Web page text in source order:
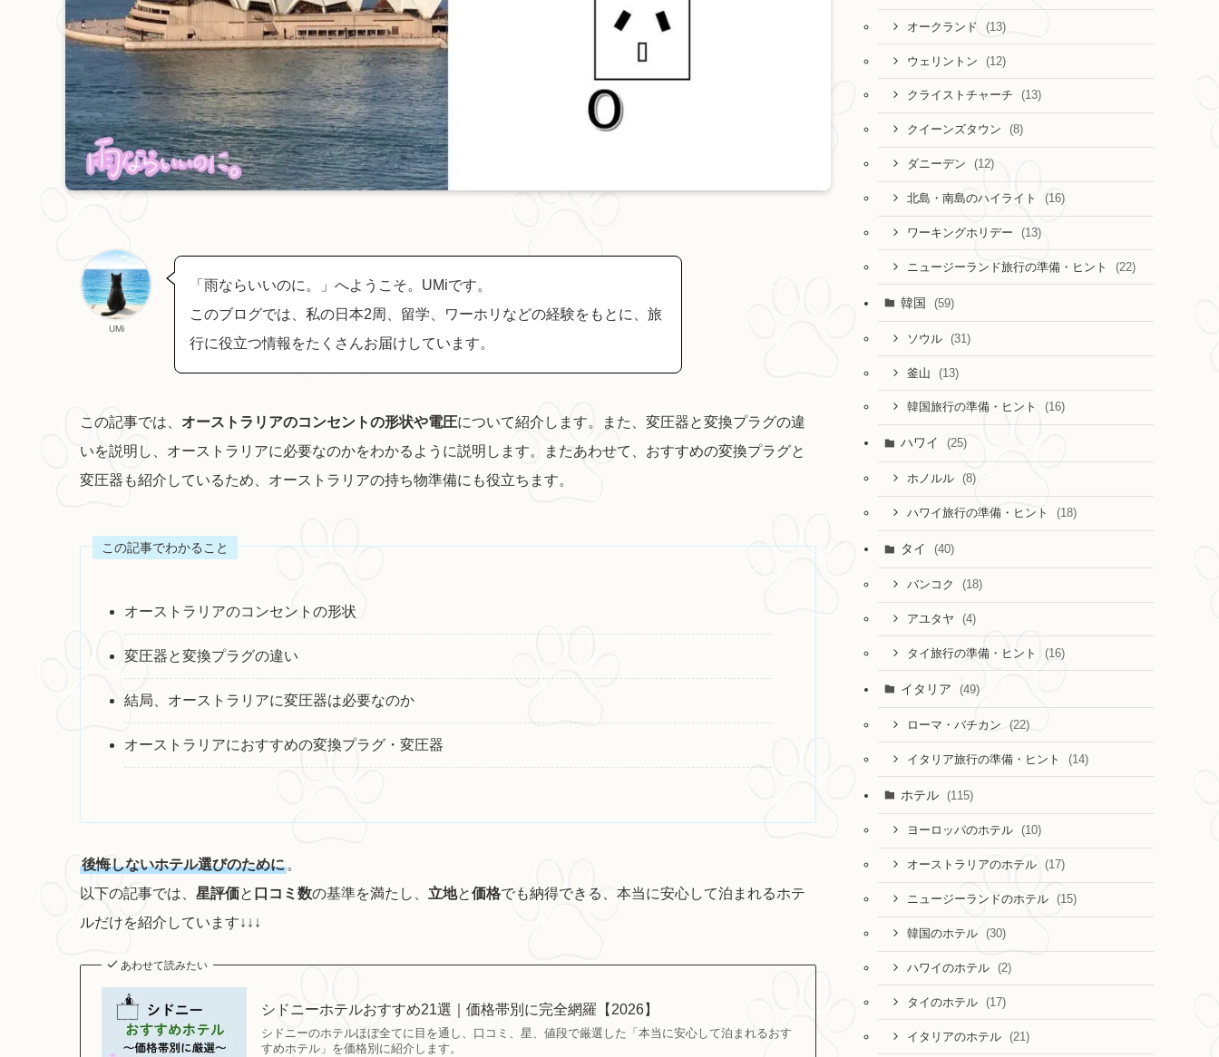
UMi
「雨ならいいのに。」へようこそ。UMiです。
このブログでは、私の日本2周、留学、ワーホリなどの経験をもとに、旅
行に役立つ情報をたくさんお届けしています。
この記事では、 オーストラリアのコンセントの形状や電圧について紹介します。また、変圧器と変換プラグの違
いを説明し、オーストラリアに必要なのかをわかるように説明します。またあわせて、おすすめの変換プラグと
変圧器も紹介しているため、オーストラリアの持ち物準備にも役立ちます。
この記事でわかること
オーストラリアのコンセントの形状
変圧器と変換プラグの違い
結局、オーストラリアに変圧器は必要なのか
オーストラリアにおすすめの変換プラグ・変圧器
後悔しないホテル選びのために 。
以下の記事では、 星評価と 口コミ数の基準を満たし、 立地と価格でも納得できる、本当に安心して泊まれるホテ
ルだけを紹介しています↓↓↓
あわせて読みたい
シドニーホテルおすすめ21選｜価格帯別に完全網羅【2026】
シドニーのホテルほぼ全てに目を通し、口コミ、星、値段で厳選した「本当に安心して泊まれるおす
すめホテル」を価格別に紹介します。
オークランド (13)
ウェリントン (12)
クライストチャーチ (13)
クイーンズタウン (8)
ダニーデン (12)
北島・南島のハイライト (16)
ワーキングホリデー (13)
ニュージーランド旅行の準備・ヒント (22)
韓国 (59)
ソウル (31)
釜山 (13)
韓国旅行の準備・ヒント (16)
ハワイ (25)
ホノルル (8)
ハワイ旅行の準備・ヒント (18)
タイ (40)
バンコク (18)
アユタヤ (4)
タイ旅行の準備・ヒント (16)
イタリア (49)
ローマ・バチカン (22)
イタリア旅行の準備・ヒント (14)
ホテル (115)
ヨーロッパのホテル (10)
オーストラリアのホテル (17)
ニュージーランドのホテル (15)
韓国のホテル (30)
ハワイのホテル (2)
タイのホテル (17)
イタリアのホテル (21)